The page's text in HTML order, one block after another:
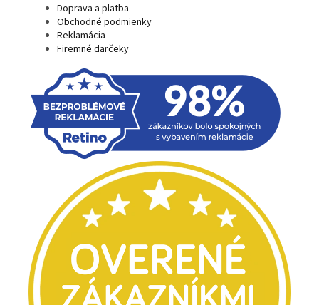
Doprava a platba
Obchodné podmienky
Reklamácia
Firemné darčeky